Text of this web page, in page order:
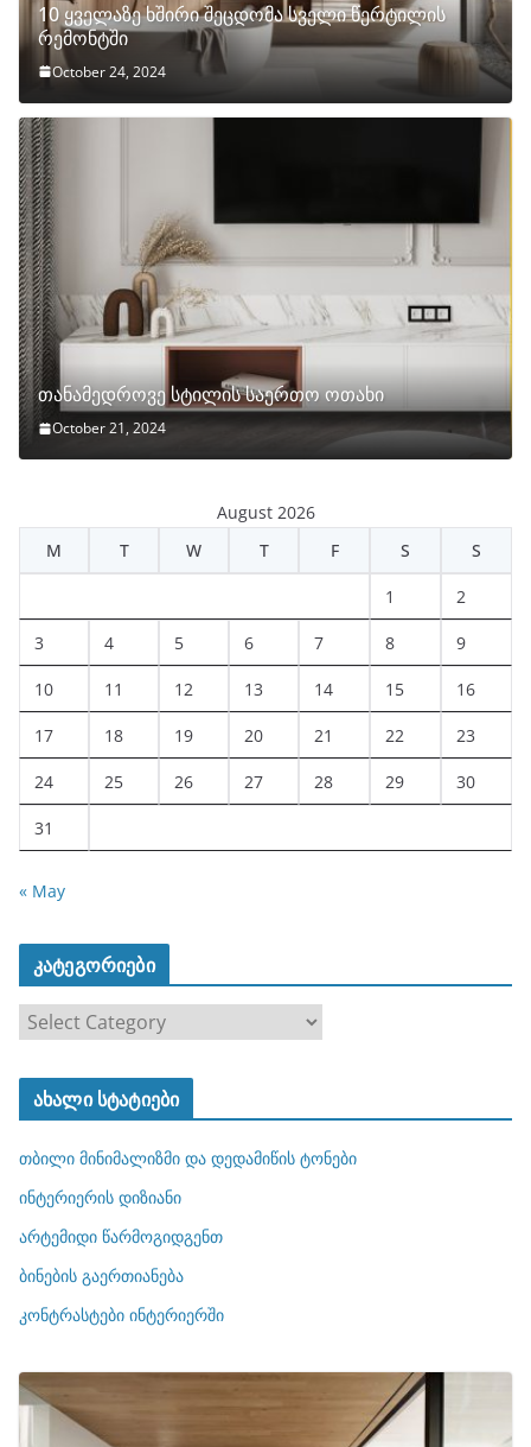
10 ყველაზე ხშირი შეცდომა სველი წერტილის
რემონტში
October 24, 2024
თანამედროვე სტილის საერთო ოთახი
October 21, 2024
August 2026
M
T W T F S S
1 2
3 4 5 6 7 8 9
10 11 12 13 14 15 16
17 18 19 20 21 22 23
24 25 26 27 28 29 30
31
« May
კატეგორიები
ტ
ო
რ
ბ
ი
ახალი სტატიები
თბილი მინიმალიზმი და დედამიწის ტონები
ინტერიერის დიზიანი
არტემიდი წარმოგიდგენთ
ბინების გაერთიანება
კონტრასტები ინტერიერში